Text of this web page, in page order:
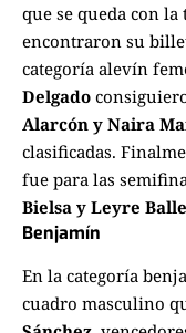
que se queda con la
encontraron su
categoría alevín
Delgado
Alarcón y Naira
clasificadas.
fue para las
Bielsa y Leyre
Benjamín
En la categoría
cuadro masculino